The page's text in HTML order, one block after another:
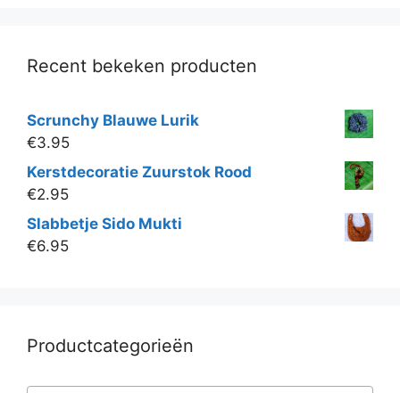
Recent bekeken producten
Scrunchy Blauwe Lurik
€3.95
Kerstdecoratie Zuurstok Rood
€2.95
Slabbetje Sido Mukti
€6.95
Productcategorieën